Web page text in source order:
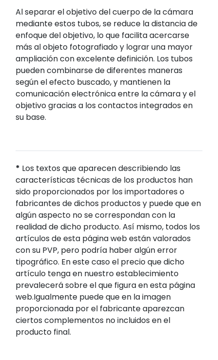
Al separar el objetivo del cuerpo de la cámara
mediante estos tubos, se reduce la distancia de
enfoque del objetivo, lo que facilita acercarse
más al objeto fotografiado y lograr una mayor
ampliación con excelente definición. Los tubos
pueden combinarse de diferentes maneras
según el efecto buscado, y mantienen la
comunicación electrónica entre la cámara y el
objetivo gracias a los contactos integrados en
su base.
* Los textos que aparecen describiendo las
características técnicas de los productos han
sido proporcionados por los importadores o
fabricantes de dichos productos y puede que en
algún aspecto no se correspondan con la
realidad de dicho producto. Así mismo, todos los
artículos de esta página web están valorados
con su PVP, pero podría haber algún error
tipográfico. En este caso el precio que dicho
artículo tenga en nuestro establecimiento
prevalecerá sobre el que figura en esta página
web.Igualmente puede que en la imagen
proporcionada por el fabricante aparezcan
ciertos complementos no incluidos en el
producto final.